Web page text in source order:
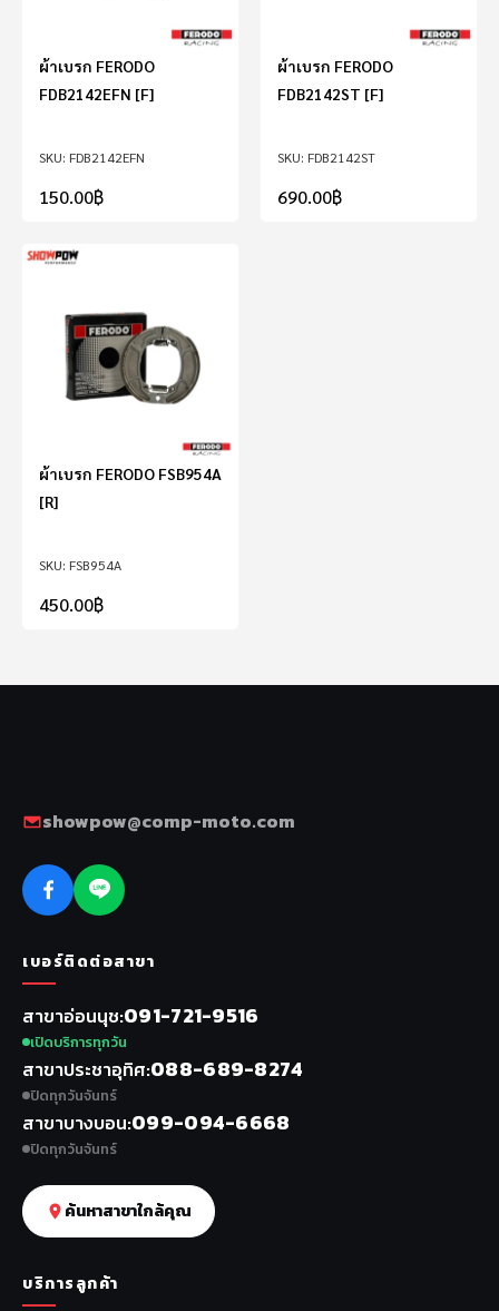
FDB2142EFN
ผ้าเบรก FERODO
FDB2142EFN [F]
150.00฿
FDB2142ST
ผ้าเบรก FERODO
FDB2142ST [F]
690.00฿
FSB954A
ผ้าเบรก FERODO FSB954A
[R]
450.00฿
showpow@comp-moto.com
เบอร์ติดต่อสาขา
สาขาอ่อนนุช 091-721-9516
เปิดบริการทุกวัน
สาขาประชาอุทิศ 088-689-8274
ปิดทุกวันจันทร์
สาขาบางบอน 099-094-6668
ปิดทุกวันจันทร์
ค้นหาสาขาใกล้คุณ
บริการลูกค้า